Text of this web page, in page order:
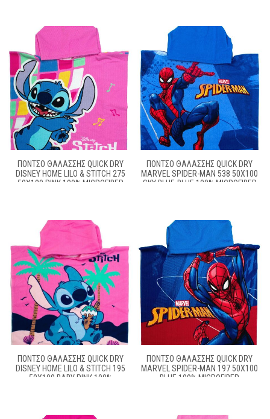
ΠΌΝΤΣΟ ΘΑΛΆΣΣΗΣ QUICK DRY
DISNEY HOME LILO & STITCH 275
50X100 PINK 100% MICROFIBER
ΠΌΝΤΣΟ ΘΑΛΆΣΣΗΣ QUICK DRY
MARVEL SPIDER-MAN 538 50X100
SKY BLUE-BLUE 100% MICROFIBER
ΠΌΝΤΣΟ ΘΑΛΆΣΣΗΣ QUICK DRY
DISNEY HOME LILO & STITCH 195
50X100 BABY PINK 100%
ΠΌΝΤΣΟ ΘΑΛΆΣΣΗΣ QUICK DRY
MARVEL SPIDER-MAN 197 50X100
BLUE 100% MICROFIBER